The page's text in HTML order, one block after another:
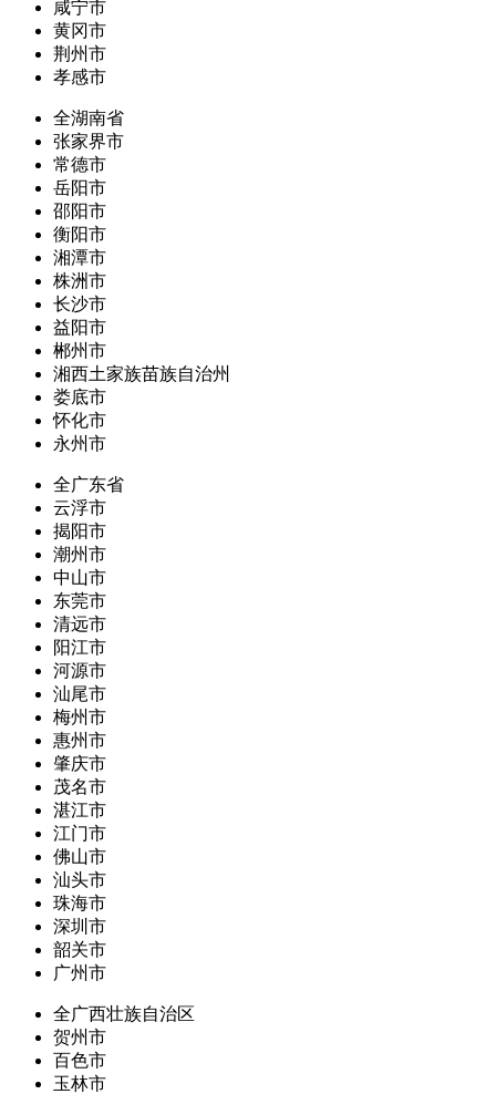
咸宁市
黄冈市
荆州市
孝感市
全湖南省
张家界市
常德市
岳阳市
邵阳市
衡阳市
湘潭市
株洲市
长沙市
益阳市
郴州市
湘西土家族苗族自治州
娄底市
怀化市
永州市
全广东省
云浮市
揭阳市
潮州市
中山市
东莞市
清远市
阳江市
河源市
汕尾市
梅州市
惠州市
肇庆市
茂名市
湛江市
江门市
佛山市
汕头市
珠海市
深圳市
韶关市
广州市
全广西壮族自治区
贺州市
百色市
玉林市